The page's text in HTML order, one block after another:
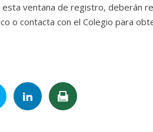
ventana de registro, deberán
o contacta con el Colegio para